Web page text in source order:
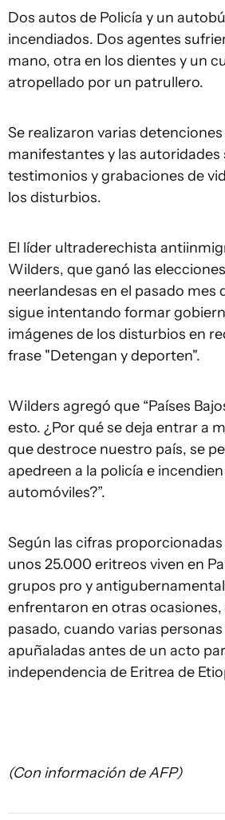
Dos autos de Policía y un
incendiados. Dos agentes
mano, otra en los dientes y un
atropellado por un patrullero.
Se realizaron varias
manifestantes y las
testimonios y grabaciones de
los disturbios.
El líder ultraderechista
Wilders, que ganó las
neerlandesas en el pasado mes
sigue intentando formar
imágenes de los disturbios en
frase "Detengan y deporten".
Wilders agregó que “Países
esto. ¿Por qué se deja entrar a
que destroce nuestro país, se
apedreen a la policía e
automóviles?”.
Según las cifras
unos 25.000 eritreos viven en
grupos pro y
enfrentaron en otras ocasiones,
pasado, cuando varias
apuñaladas antes de un acto
independencia de Eritrea de
(Con información de AFP)